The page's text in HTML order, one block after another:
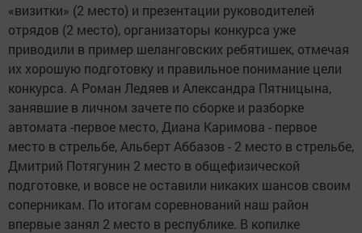
«визитки» (2 место) и презентации руководителей
отрядов (2 место), организаторы конкурса уже
приводили в пример шеланговских ребятишек, отмечая
их хорошую подготовку и правильное понимание цели
конкурса. А Роман Ледяев и Александра Пятницына,
занявшие в личном зачете по сборке и разборке
автомата -первое место, Диана Каримова - первое
место в стрельбе, Альберт Аббазов - 2 место в стрельбе,
Дмитрий Потягунин 2 место в общефизической
подготовке, и вовсе не оставили никаких шансов своим
соперникам. По итогам соревнований наш район
впервые занял 2 место в республике. В копилке